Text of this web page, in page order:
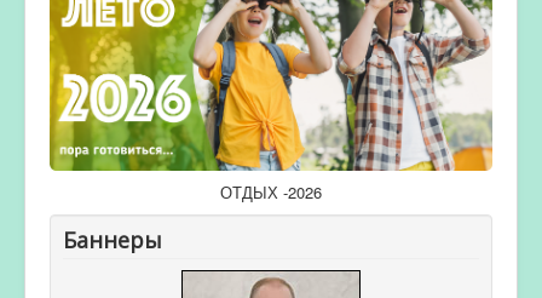
ОТДЫХ -2026
Баннеры